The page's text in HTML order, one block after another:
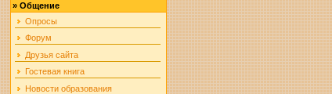
»Общение
Опросы
Форум
Друзья сайта
Гостевая книга
Новости образования